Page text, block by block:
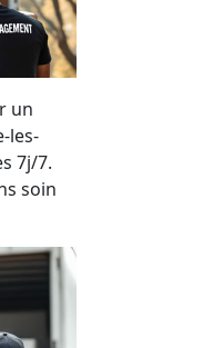
un
les-
7j/7.
soin